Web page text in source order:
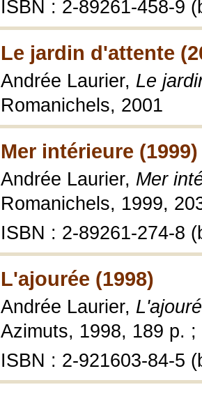
ISBN : 2-89261-458-9
Le jardin d'attente
Andrée Laurier, Le
Romanichels, 2001
Mer intérieure (1999)
Andrée Laurier, Mer
Romanichels, 1999,
ISBN : 2-89261-274-8
L'ajourée (1998)
Andrée Laurier,
Azimuts, 1998, 189 p. ;
ISBN : 2-921603-84-5